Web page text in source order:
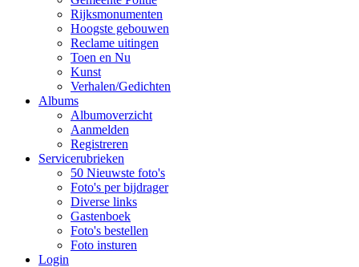
Rijksmonumenten
Hoogste gebouwen
Reclame uitingen
Toen en Nu
Kunst
Verhalen/Gedichten
Albums
Albumoverzicht
Aanmelden
Registreren
Servicerubrieken
50 Nieuwste foto's
Foto's per bijdrager
Diverse links
Gastenboek
Foto's bestellen
Foto insturen
Login